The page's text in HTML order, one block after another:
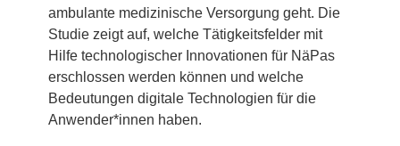
ambulante medizinische Versorgung geht. Die
Studie zeigt auf, welche Tätigkeitsfelder mit
Hilfe technologischer Innovationen für NäPas
erschlossen werden können und welche
Bedeutungen digitale Technologien für die
Anwender*innen haben.